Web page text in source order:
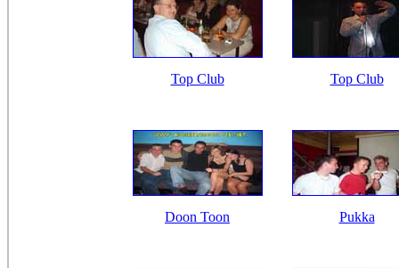
Top Club Top Club
Doon Toon Pukka